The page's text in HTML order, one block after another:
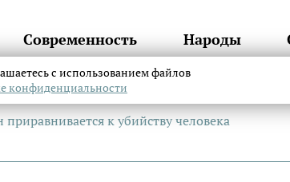
Современность Народы
к убийству человека
с использованием файлов
конфиденциальности